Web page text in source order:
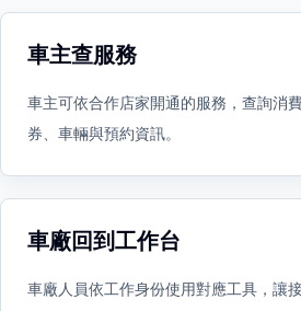
車主查服務
車主可依合作店家開通的服務，查詢消
券、車輛與預約資訊。
車廠回到工作台
車廠人員依工作身份使用對應工具，讓